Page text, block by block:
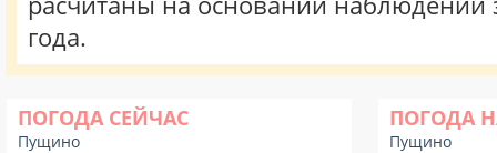
года.
ПОГОДА СЕЙЧАС
Пущино
ПОГОДА
Пущино